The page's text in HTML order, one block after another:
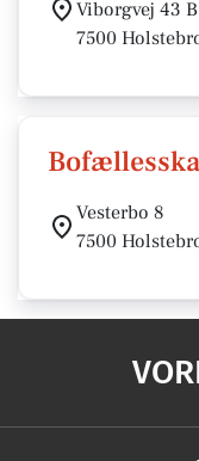
Viborgvej 43 B
7500
Vesterbo 8
7500